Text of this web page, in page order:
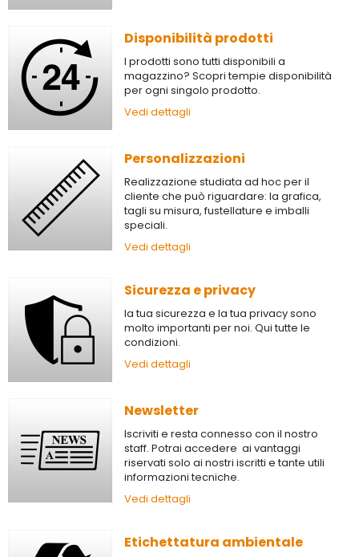
Disponibilità prodotti
I prodotti sono tutti disponibili a
magazzino? Scopri tempie disponibilità
per ogni singolo prodotto.
Vedi dettagli
Personalizzazioni
Realizzazione studiata ad hoc per il
cliente che può riguardare: la grafica,
tagli su misura, fustellature e imballi
speciali.
Vedi dettagli
Sicurezza e privacy
la tua sicurezza e la tua privacy sono
molto importanti per noi. Qui tutte le
condizioni.
Vedi dettagli
Newsletter
Iscriviti e resta connesso con il nostro
staff. Potrai accedere ai vantaggi
riservati solo ai nostri iscritti e tante utili
informazioni tecniche.
Vedi dettagli
Etichettatura ambientale